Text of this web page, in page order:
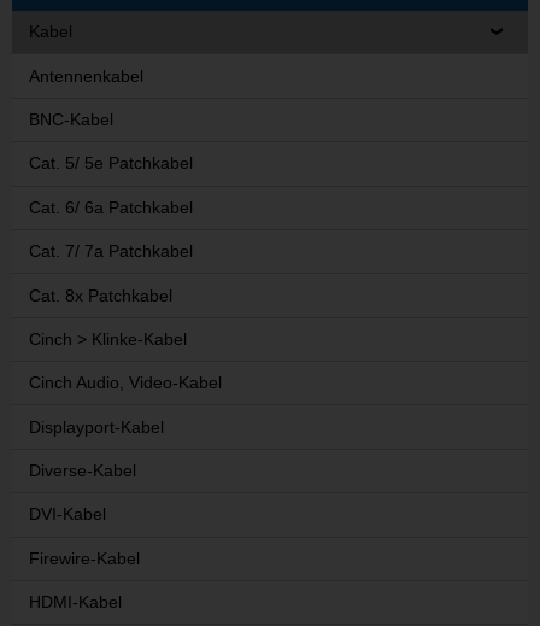
Kabel
Antennenkabel
BNC-Kabel
Cat. 5/ 5e Patchkabel
Cat. 6/ 6a Patchkabel
Cat. 7/ 7a Patchkabel
Cat. 8x Patchkabel
Cinch > Klinke-Kabel
Cinch Audio, Video-Kabel
Displayport-Kabel
Diverse-Kabel
DVI-Kabel
Firewire-Kabel
HDMI-Kabel